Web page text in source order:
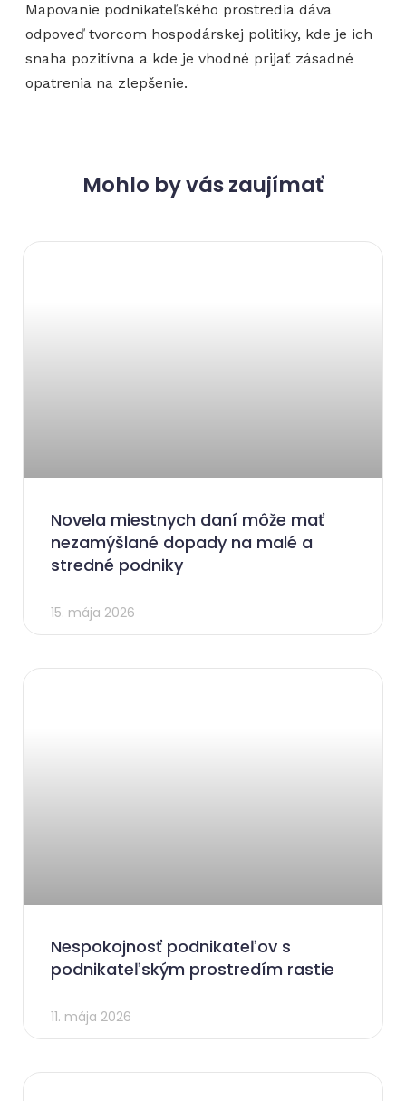
Mapovanie podnikateľského prostredia dáva
odpoveď tvorcom hospodárskej politiky, kde je ich
snaha pozitívna a kde je vhodné prijať zásadné
opatrenia na zlepšenie.
Mohlo by vás zaujímať
Novela miestnych daní môže mať
nezamýšlané dopady na malé a
stredné podniky
15. mája 2026
Nespokojnosť podnikateľov s
podnikateľským prostredím rastie
11. mája 2026